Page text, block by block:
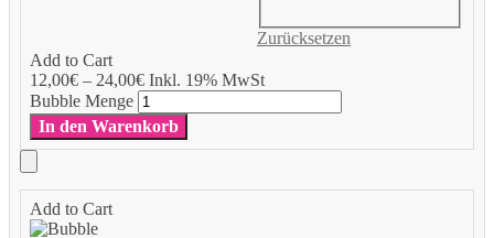
Add to Cart
12,00€– 24,00€Inkl. 19% MwSt
Zurücksetzen
Bubble Menge
In den Warenkorb
Add to Cart